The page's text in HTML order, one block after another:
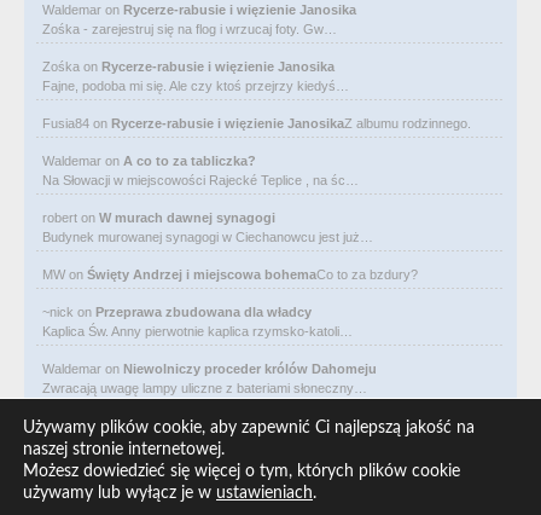
Waldemar on Rycerze-rabusie i więzienie Janosika
Zośka - zarejestruj się na flog i wrzucaj foty. Gw…
Zośka on Rycerze-rabusie i więzienie Janosika
Fajne, podoba mi się. Ale czy ktoś przejrzy kiedyś…
Fusia84 on Rycerze-rabusie i więzienie JanosikaZ albumu rodzinnego.
Waldemar on A co to za tabliczka?
Na Słowacji w miejscowości Rajecké Teplice , na śc…
robert on W murach dawnej synagogi
Budynek murowanej synagogi w Ciechanowcu jest już…
MW on Święty Andrzej i miejscowa bohemaCo to za bzdury?
~nick on Przeprawa zbudowana dla władcy
Kaplica Św. Anny pierwotnie kaplica rzymsko-katoli…
Waldemar on Niewolniczy proceder królów Dahomeju
Zwracają uwagę lampy uliczne z bateriami słoneczny…
Waldemar on Adam Asnyk. Poeta z mojego miasta
CIEKAWOSTKA że pod banderą Malty pływa statek m/v…
Waldemar on
Historia na Wawelskim Wzgórzu
Michał Bogoria Skotnicki (1775–1808). Portret Mich…
Używamy plików cookie, aby zapewnić Ci najlepszą jakość na
naszej stronie internetowej.
Możesz dowiedzieć się więcej o tym, których plików cookie
używamy lub wyłącz je w ustawieniach.